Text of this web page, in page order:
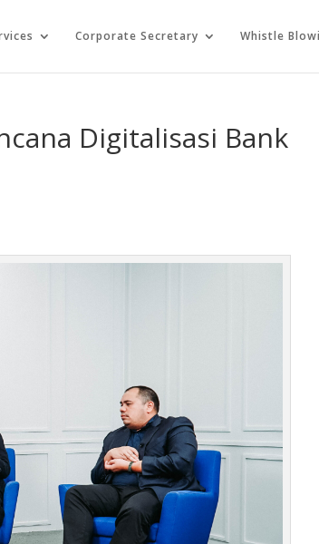
Corporate Secretary Whistle
Digitalisasi Bank